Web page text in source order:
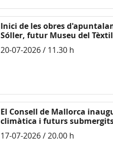
Inici de les obres
Sóller, futur Museu del
20-07-2026 / 11.30 h
El Consell de Mallorca
climàtica i futurs
17-07-2026 / 20.00 h